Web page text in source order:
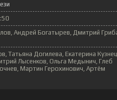
Андрей Богатырев, Дмитрий
Татьяна Догилева, Екатерина
Лысенков, Ольга Медынич, Глеб
Мартин Герохинович, Артём